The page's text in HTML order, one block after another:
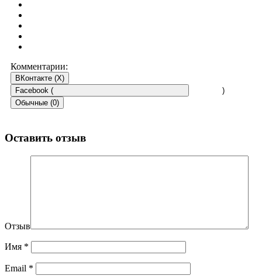
Комментарии:
ВКонтакте (X)
Facebook (
)
Обычные (0)
Оставить отзыв
Отзыв
Имя *
Email *